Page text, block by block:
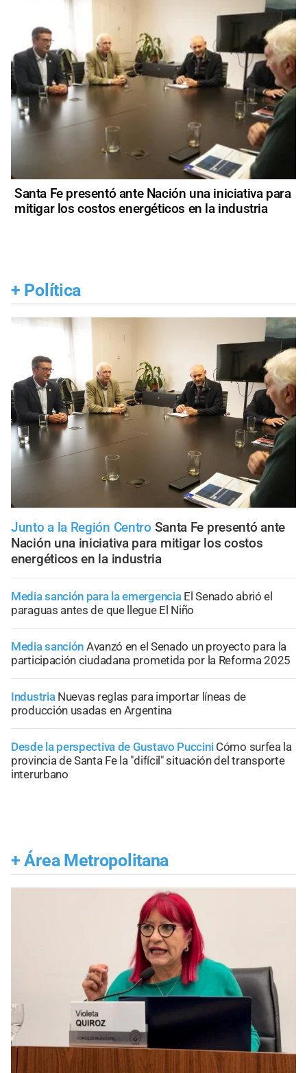
Santa Fe presentó ante Nación una iniciativa para
mitigar los costos energéticos en la industria
+ Política
Junto a la Región Centro Santa Fe presentó ante
Nación una iniciativa para mitigar los costos
energéticos en la industria
Media sanción para la emergencia El Senado abrió el
paraguas antes de que llegue El Niño
Media sanción Avanzó en el Senado un proyecto para la
participación ciudadana prometida por la Reforma 2025
Industria Nuevas reglas para importar líneas de
producción usadas en Argentina
Desde la perspectiva de Gustavo Puccini Cómo surfea la
provincia de Santa Fe la "difícil" situación del transporte
interurbano
+ Área Metropolitana